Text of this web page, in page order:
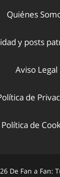
Quiénes
y posts
Aviso Legal
de
Política de
De Fan a Fan: